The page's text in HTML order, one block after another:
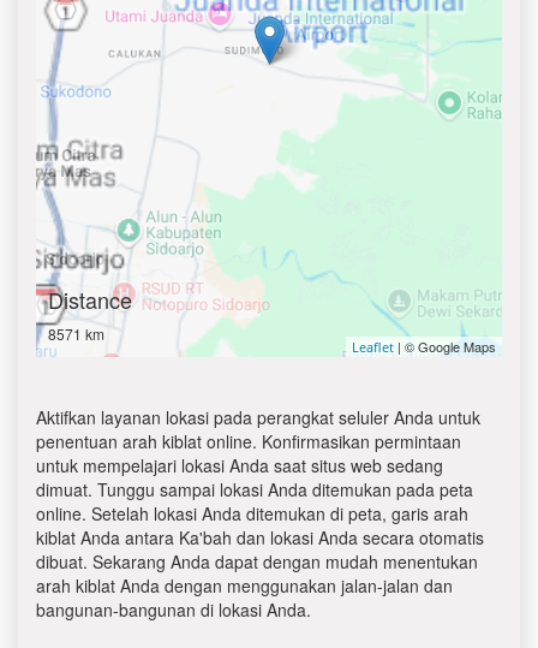
Distance
8571 km
Leaflet | © Google Maps
Aktifkan layanan lokasi pada perangkat seluler Anda untuk
penentuan arah kiblat online. Konfirmasikan permintaan
untuk mempelajari lokasi Anda saat situs web sedang
dimuat. Tunggu sampai lokasi Anda ditemukan pada peta
online. Setelah lokasi Anda ditemukan di peta, garis arah
kiblat Anda antara Ka'bah dan lokasi Anda secara otomatis
dibuat. Sekarang Anda dapat dengan mudah menentukan
arah kiblat Anda dengan menggunakan jalan-jalan dan
bangunan-bangunan di lokasi Anda.